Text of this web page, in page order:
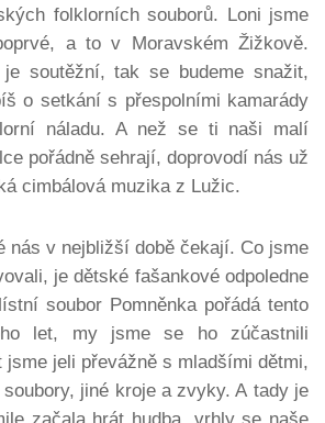
folklorních souborů. Loni jsme
a to v Moravském Žižkově.
je soutěžní, tak se budeme snažit,
o setkání s přespolními kamarády
náladu. A než se ti naši malí
pořádně sehrají, doprovodí nás už
cimbálová muzika z Lužic.
nás v nejbližší době čekají. Co jsme
je dětské fašankové odpoledne
soubor Pomněnka pořádá tento
let, my jsme se ho zúčastnili
jsme jeli převážně s mladšími dětmi,
jiné kroje a zvyky. A tady je